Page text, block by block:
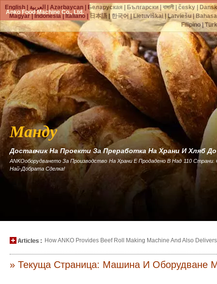
Anko Food Machine Co., Ltd.
Манду
Доставчик На Проекти За Преработка На Храни И Хляб
ANKOоборудването За Производство На Храни Е Продадено В Над 110
Най-Добрата Сделка!
How ANKO Provides Beef Roll Making Machine And Also
» Текуща Страница: Машина И Оборудване
English العربية |Azərbaycan Беларуская Български |বাঙ্গালী|česky
Magyar|Indonesia| Italiano| 日本語|한국어|Lietuviškai|Latviešu|
Filipino|